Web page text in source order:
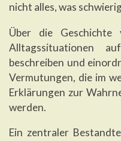
nicht alles, was
Über die Geschichte
Alltagssituationen
beschreiben und
Vermutungen, die im
Erklärungen zur
werden.
Ein zentraler